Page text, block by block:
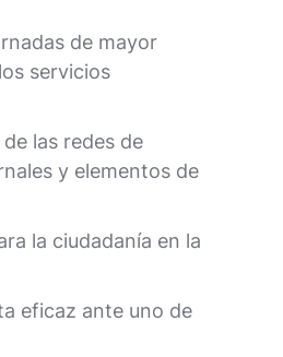
de mayor
servicios
las redes de
y elementos de
la ciudadanía en la
eficaz ante uno de